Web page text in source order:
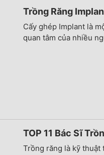
Trồng Răng
Cấy ghép Implant là
quan tâm của nhiều
TOP 11 Bác Sĩ
Trồng răng là kỹ